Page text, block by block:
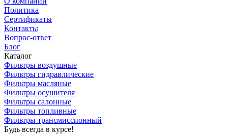
Политика
Сертификаты
Контакты
Вопрос-ответ
Блог
Каталог
Фильтры воздушные
Фильтры гидравлические
Фильтры масляные
Фильтры осушителя
Фильтры салонные
Фильтры топливные
Фильтры трансмиссионный
Будь всегда в курсе!